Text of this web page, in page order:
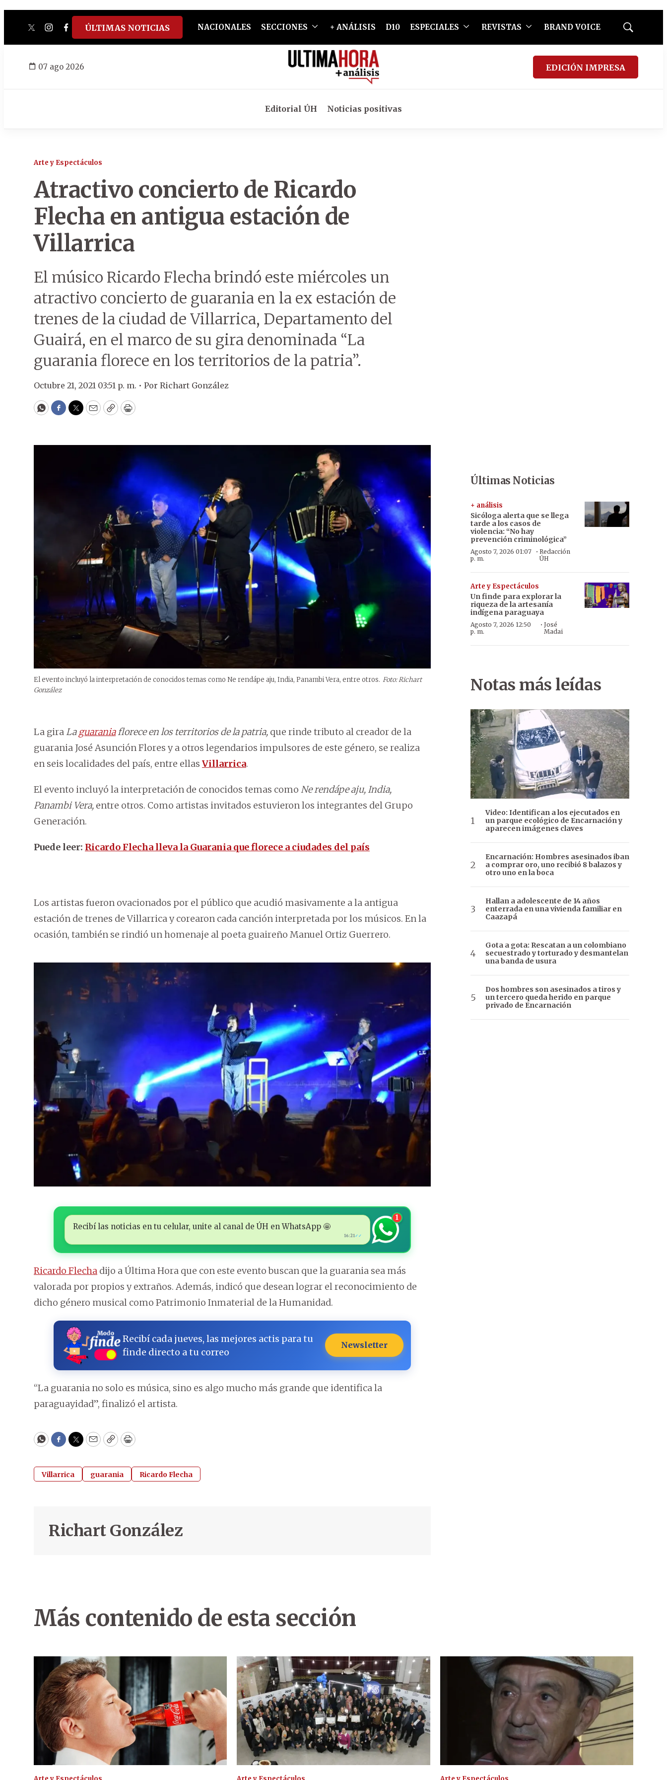
twitterinstagram
facebook
tiktokyoutube
spotify
ÚLTIMAS NOTICIAS NACIONALES SECCIONES + ANÁLISIS D10 ESPECIALES REVISTAS BRAND VOICE
Mostrar
07 ago 2026 EDICIÓN IMPRESA
Editorial ÚH Noticias positivas
Arte y Espectáculos
Atractivo concierto de Ricardo
Flecha en antigua estación de
Villarrica
El músico Ricardo Flecha brindó este miércoles un
atractivo concierto de guarania en la ex estación de
trenes de la ciudad de Villarrica, Departamento del
Guairá, en el marco de su gira denominada “La
guarania florece en los territorios de la patria”.
Octubre 21, 2021 03:51 p. m. • Por Richart González
WhatsApp
Facebook
Twitter
EmailCopyPrint
El evento incluyó la interpretación de conocidos temas como Ne rendápe aju, India, Panambi Vera, entre otros. Foto: Richart
González
La giraLa guaraniaflorece en los territorios de la patria, que rinde tributo al creador de la
guarania José Asunción Flores y a otros legendarios impulsores de este género, se realiza
en seis localidades del país, entre ellas Villarrica.
El evento incluyó la interpretación de conocidos temas como Ne rendápe aju, India,
Panambi Vera, entre otros. Como artistas invitados estuvieron los integrantes del Grupo
Generación.
Puede leer: Ricardo Flecha lleva la Guarania que florece a ciudades del país
Los artistas fueron ovacionados por el público que acudió masivamente a la antigua
estación de trenes de Villarrica y corearon cada canción interpretada por los músicos. En la
ocasión, también se rindió un homenaje al poeta guaireño Manuel Ortiz Guerrero.
Recibí las noticias en tu celular, unite al canal de ÚH en WhatsApp 🤩
16:21 ✓✓
1
Ricardo Flecha dijo a Última Hora que con este evento buscan que la guarania sea más
valorada por propios y extraños. Además, indicó que desean lograr el reconocimiento de
dicho género musical como Patrimonio Inmaterial de la Humanidad.
Recibí cada jueves, las mejores actis para tu
finde directo a tu correo
Newsletter
“La guarania no solo es música, sino es algo mucho más grande que identifica la
paraguayidad”, finalizó el artista.
WhatsApp
Facebook
Twitter
EmailCopyPrint
Villarrica guarania Ricardo Flecha
Richart González
Últimas Noticias
+ análisis
Sicóloga alerta que se llega
tarde a los casos de
violencia: “No hay
prevención criminológica”
Agosto 7, 2026 01:07
p. m.
·Redacción
ÚH
Arte y Espectáculos
Un finde para explorar la
riqueza de la artesanía
indígena paraguaya
Agosto 7, 2026 12:50
p. m.
·José
Madai
Notas más leídas
Video: Identifican a los ejecutados en
un parque ecológico de Encarnación y
aparecen imágenes claves
Encarnación: Hombres asesinados iban
a comprar oro, uno recibió 8 balazos y
otro uno en la boca
Hallan a adolescente de 14 años
enterrada en una vivienda familiar en
Caazapá
Gota a gota: Rescatan a un colombiano
secuestrado y torturado y desmantelan
una banda de usura
Dos hombres son asesinados a tiros y
un tercero queda herido en parque
privado de Encarnación
Más contenido de esta sección